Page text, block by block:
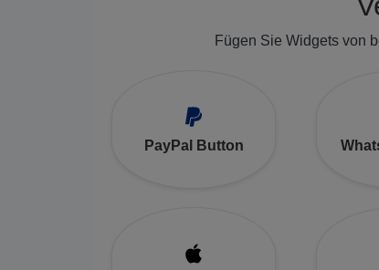
Fügen Sie Widgets von
PayPal Button